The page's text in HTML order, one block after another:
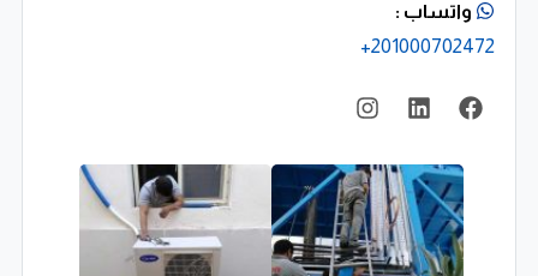
واطمئنان في استخدام أنظمة التكييف الخاصة بهم
حلول التبريد التجاري والصناعي
التجارية والصناعية حيث تعمل على تصميم وتنفيذ أنظمة تبريد
تناسب احتياجات كل مشروع على حدة سواء كان مصنعًا أو
شركة أو منشأة تجارية, وتعتمد الشركة على خبرتها الطويلة
واتساب :
201000702472+